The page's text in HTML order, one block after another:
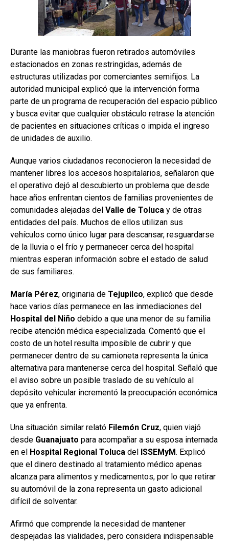
Durante las maniobras fueron retirados automóviles
estacionados en zonas restringidas, además de
estructuras utilizadas por comerciantes semifijos. La
autoridad municipal explicó que la intervención forma
parte de un programa de recuperación del espacio público
y busca evitar que cualquier obstáculo retrase la atención
de pacientes en situaciones críticas o impida el ingreso
de unidades de auxilio.
Aunque varios ciudadanos reconocieron la necesidad de
mantener libres los accesos hospitalarios, señalaron que
el operativo dejó al descubierto un problema que desde
hace años enfrentan cientos de familias provenientes de
comunidades alejadas del Valle de Toluca y de otras
entidades del país. Muchos de ellos utilizan sus
vehículos como único lugar para descansar, resguardarse
de la lluvia o el frío y permanecer cerca del hospital
mientras esperan información sobre el estado de salud
de sus familiares.
María Pérez, originaria de Tejupilco, explicó que desde
hace varios días permanece en las inmediaciones del
Hospital del Niño debido a que una menor de su familia
recibe atención médica especializada. Comentó que el
costo de un hotel resulta imposible de cubrir y que
permanecer dentro de su camioneta representa la única
alternativa para mantenerse cerca del hospital. Señaló que
el aviso sobre un posible traslado de su vehículo al
depósito vehicular incrementó la preocupación económica
que ya enfrenta.
Una situación similar relató Filemón Cruz, quien viajó
desde Guanajuato para acompañar a su esposa internada
en el Hospital Regional Toluca del ISSEMyM. Explicó
que el dinero destinado al tratamiento médico apenas
alcanza para alimentos y medicamentos, por lo que retirar
su automóvil de la zona representa un gasto adicional
difícil de solventar.
Afirmó que comprende la necesidad de mantener
despejadas las vialidades, pero considera indispensable